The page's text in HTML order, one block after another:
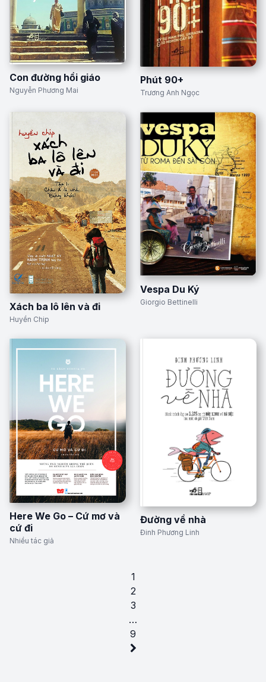
Con đường hồi giáo
Nguyễn Phương Mai
Phút 90+
Trương Anh Ngọc
Xách ba lô lên và đi
Huyền Chip
Vespa Du Ký
Giorgio Bettinelli
Here We Go – Cứ mơ và
cứ đi
Nhiều tác giả
Đường về nhà
Đinh Phương Linh
1
2
3
…
9